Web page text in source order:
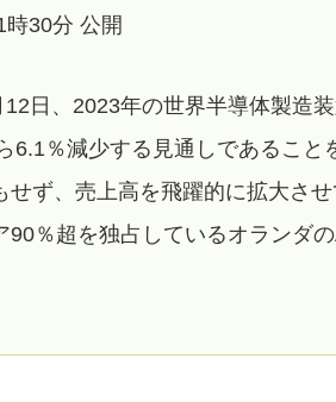
30分 公開
日、2023年の世界半導体製造
6.1％減少する見通しであるこ
せず、売上高を飛躍的に拡大さ
％超を独占しているオランダの